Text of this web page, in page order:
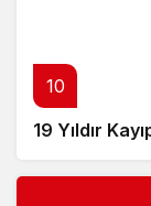
10
19 Yıldır